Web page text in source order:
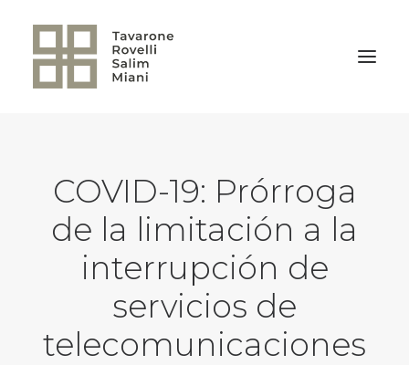
COVID-19: Prórroga
de la limitación a la
interrupción de
servicios de
telecomunicaciones